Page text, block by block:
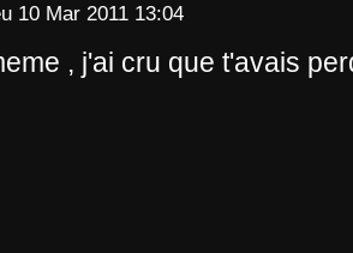
10 Mar 2011 13:04
, j'ai cru que t'avais